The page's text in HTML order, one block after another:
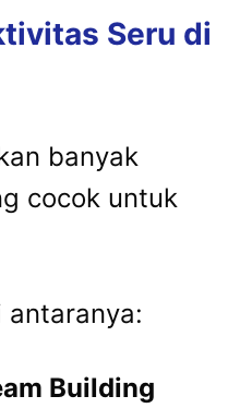
Seru di
banyak
cocok untuk
Building